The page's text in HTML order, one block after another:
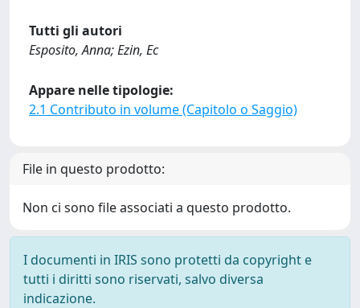
Tutti gli autori
Esposito, Anna; Ezin, Ec
Appare nelle tipologie:
2.1 Contributo in volume (Capitolo o Saggio)
File in questo prodotto:
Non ci sono file associati a questo prodotto.
I documenti in IRIS sono protetti da copyright e
tutti i diritti sono riservati, salvo diversa
indicazione.